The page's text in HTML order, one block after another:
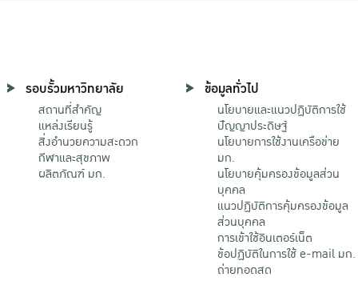
รอบรั้วมหาวิทยาลัย
สถานที่สำคัญ
แหล่งเรียนรู้
สิ่งอำนวยความสะดวก
กีฬาและสุขภาพ
ผลิตภัณฑ์ มก.
ข้อมูลทั่วไป
นโยบายและแนวปฏิบัติการใช้
ปัญญาประดิษฐ์
นโยบายการใช้งานเครือข่าย
มก.
นโยบายคุ้มครองข้อมูลส่วน
บุคคล
แนวปฏิบัติการคุ้มครองข้อมูล
ส่วนบุคคล
การเข้าใช้อินเตอร์เน็ต
ข้อปฏิบัติในการใช้ e-mail มก.
ถ่ายทอดสด